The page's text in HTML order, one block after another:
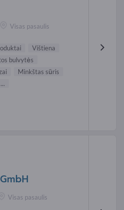
Visas pasaulis
Vištiena
bulvytės
Minkštas sūris
...
Visas pasaulis